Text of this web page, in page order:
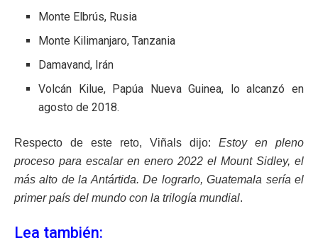
Monte Elbrús, Rusia
Monte Kilimanjaro, Tanzania
Damavand, Irán
Volcán Kilue, Papúa Nueva Guinea, lo alcanzó en
agosto de 2018.
Respecto de este reto, Viñals dijo: Estoy en pleno
proceso para escalar en enero 2022 el Mount Sidley, el
más alto de la Antártida. De lograrlo, Guatemala sería el
primer país del mundo con la trilogía mundial.
Lea también: